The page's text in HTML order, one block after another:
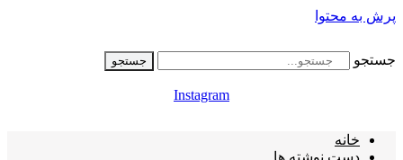
پرش به محتوا
جستجو جستجو
Instagram
خانه
دست نوشته ها